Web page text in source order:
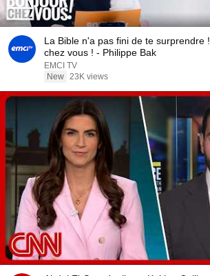
La Bible n'a pas fini de te surprendre
chez vous ! - Philippe Bak
EMCI TV
New 23K views